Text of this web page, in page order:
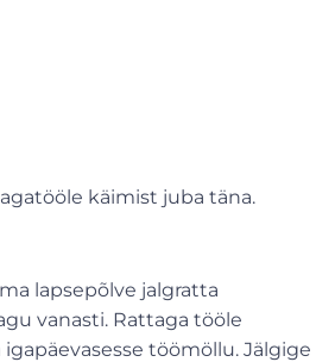
käimist juba täna.
lapsepõlve jalgratta
vanasti. Rattaga tööle
töömöllu. Jälgige